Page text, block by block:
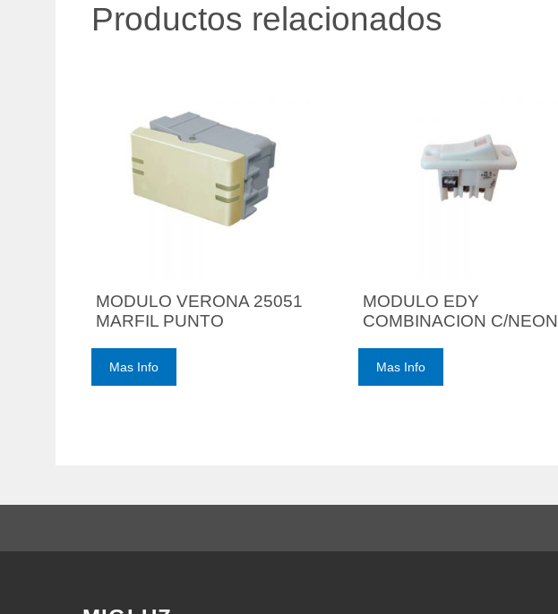
Productos relacionados
MODULO VERONA 25051
MARFIL PUNTO
Mas Info
MODULO EDY
COMBINACION C/NEON
Mas Info